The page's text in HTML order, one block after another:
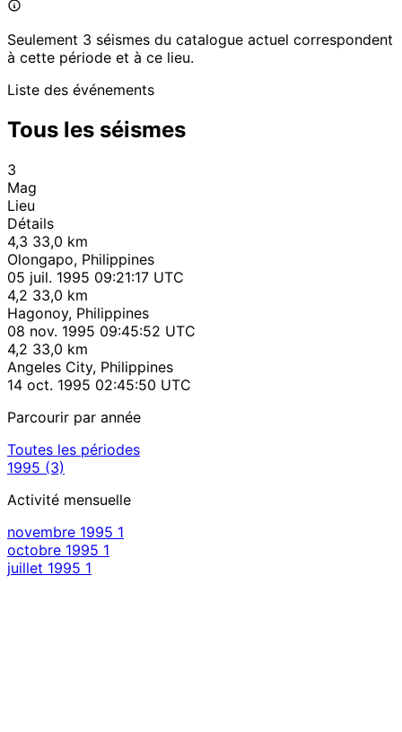
Seulement 3 séismes du catalogue actuel correspondent
à cette période et à ce lieu.
Liste des événements
Tous les séismes
3
Mag
Lieu
Détails
4,3 33,0 km
Olongapo, Philippines
05 juil. 1995 09:21:17 UTC
4,2 33,0 km
Hagonoy, Philippines
08 nov. 1995 09:45:52 UTC
4,2 33,0 km
Angeles City, Philippines
14 oct. 1995 02:45:50 UTC
Parcourir par année
Toutes les périodes
1995 (3)
Activité mensuelle
novembre 1995 1
octobre 1995 1
juillet 1995 1